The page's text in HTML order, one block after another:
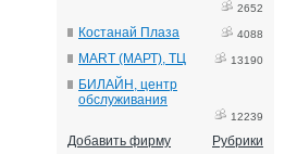
2652
Костанай Плаза 4088
MART (МАРТ), ТЦ 13190
БИЛАЙН, центр
обслуживания
12239
Добавить фирму Рубрики